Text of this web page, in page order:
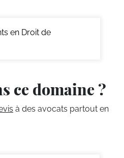
en Droit de
ce domaine ?
à des avocats partout en